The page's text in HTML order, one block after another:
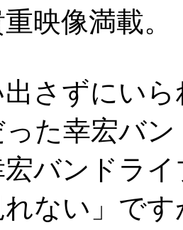
映像満載。
さずにい
った幸宏バ
宏バンドラ
れない」です